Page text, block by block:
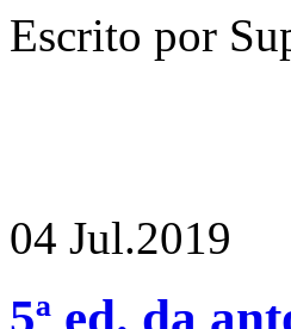
Escrito por
04 Jul.2019
5ª ed. da